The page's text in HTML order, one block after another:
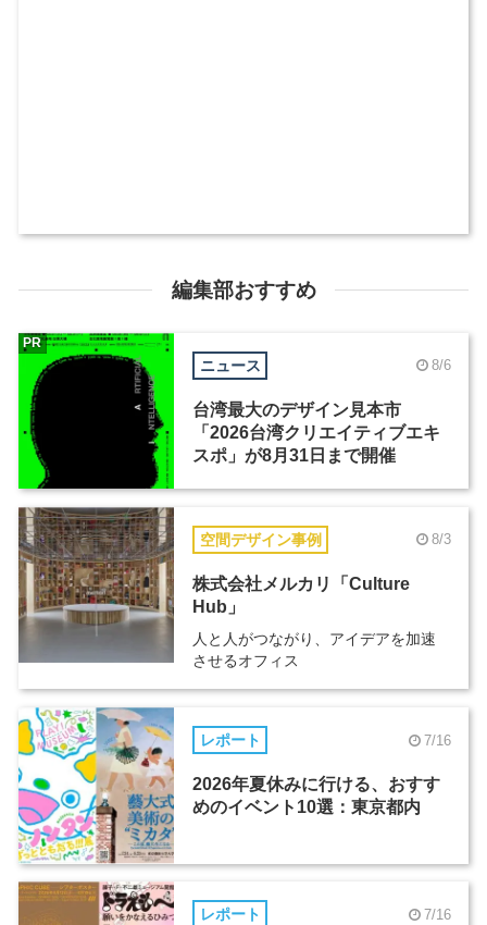
編集部おすすめ
ニュース 8/6
台湾最大のデザイン見本市
「2026台湾クリエイティブエキ
スポ」が8月31日まで開催
PR
空間デザイン事例 8/3
株式会社メルカリ「Culture
Hub」
人と人がつながり、アイデアを加速
させるオフィス
レポート 7/16
2026年夏休みに行ける、おすす
めのイベント10選：東京都内
レポート 7/16